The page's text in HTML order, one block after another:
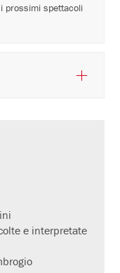
e interpretate
prossimi spettacoli